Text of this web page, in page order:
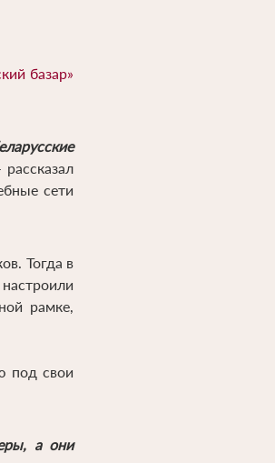
базар»
рассказал
сети
Тогда в
рамке,
под свои
а они